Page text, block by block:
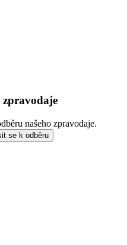
zpravodaje
našeho zpravodaje.
se k odběru